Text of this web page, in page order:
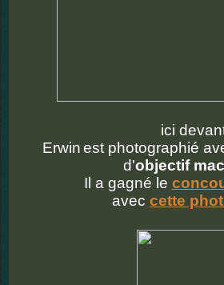
ici
Erwinest photographié
d'objectif
Il a gagné le
avec cette